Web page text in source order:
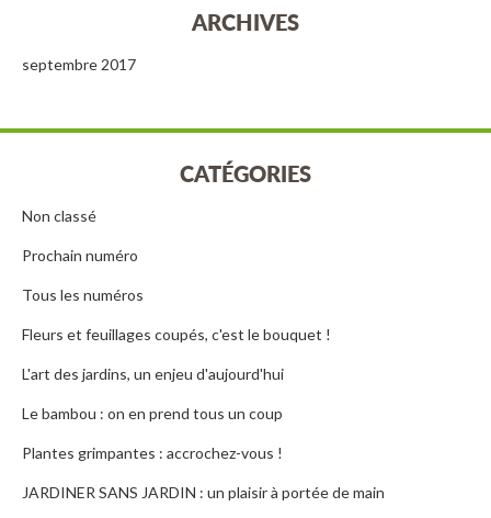
ARCHIVES
septembre 2017
CATÉGORIES
Non classé
Prochain numéro
Tous les numéros
Fleurs et feuillages coupés, c'est le bouquet !
L'art des jardins, un enjeu d'aujourd'hui
Le bambou : on en prend tous un coup
Plantes grimpantes : accrochez-vous !
JARDINER SANS JARDIN : un plaisir à portée de main